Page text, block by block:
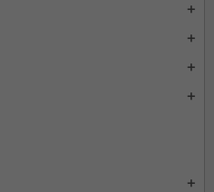
add
add
add
add
add